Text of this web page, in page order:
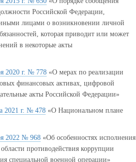
Российской Федерации,
лицами о возникновении личной
которая приводит или может
в некоторые акты
2020 г. № 778 «О мерах по реализации
финансовых активах, цифровой
акты Российской Федерации»
2021 г. № 478 «О Национальном плане
2022 № 968 «Об особенностях исполнения
противодействия коррупции
специальной военной операции»